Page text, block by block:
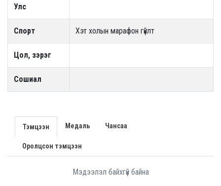
Улс
Спорт Хэт холын марафон гүйлт
Цол, зэрэг
Сошиал
Тэмцээн Медаль Чансаа
Оролцсон тэмцээн
Мэдээлэл байхгүй байна